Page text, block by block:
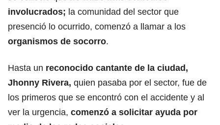
involucrados; la comunidad del sector que
presenció lo ocurrido, comenzó a llamar a los
organismos de socorro.
Hasta un reconocido cantante de la ciudad,
Jhonny Rivera, quien pasaba por el sector, fue de
los primeros que se encontró con el accidente y al
ver la urgencia, comenzó a solicitar ayuda por